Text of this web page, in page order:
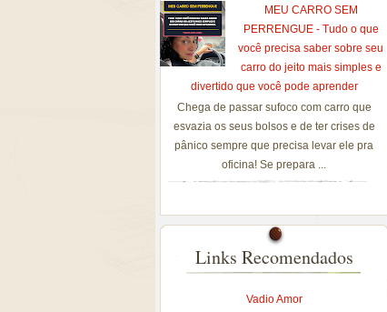
MEU CARRO SEM
PERRENGUE - Tudo o que
você precisa saber sobre seu
carro do jeito mais simples e
divertido que você pode aprender
Chega de passar sufoco com carro que
esvazia os seus bolsos e de ter crises de
pânico sempre que precisa levar ele pra
oficina! Se prepara ...
Links Recomendados
Vadio Amor